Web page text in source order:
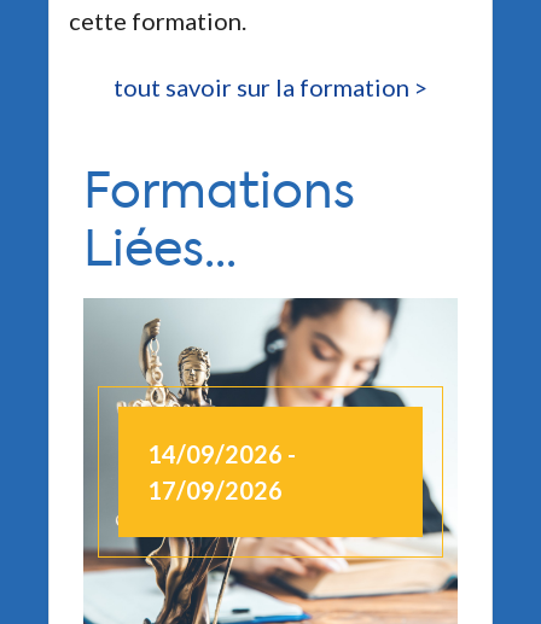
cette formation.
tout savoir sur la formation >
Formations
Liées...
14/09/2026 -
17/09/2026